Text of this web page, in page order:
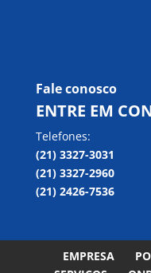
Fale conosco
ENTRE EM
Telefones:
(21) 3327-3031
(21) 3327-2960
(21) 2426-7536
EMPRESA